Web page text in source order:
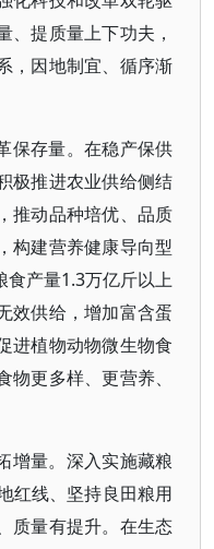
、提质量上下功夫，
，因地制宜、循序渐
保存量。在稳产保供
极推进农业供给侧结
推动品种培优、品质
构建营养健康导向型
食产量1.3万亿斤以上
效供给，增加富含蛋
进植物动物微生物食
更多样、更营养、
增量。深入实施藏粮
红线、坚持良田粮用
质量有提升。在生态